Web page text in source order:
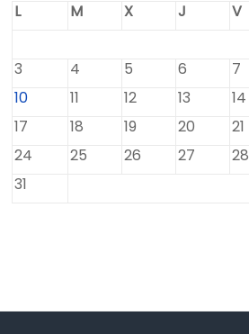
L
M X J V
3
4 5 6 7
10
11 12 13 14
17
18 19 20 21
24
25 26 27 28
31